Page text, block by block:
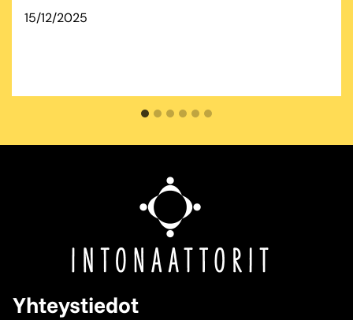
15/12/2025
Yhteystiedot